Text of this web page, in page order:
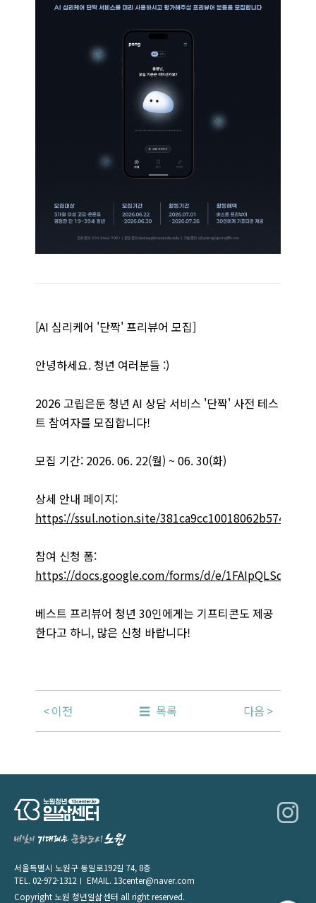
[AI 심리케어 '단짝' 프리뷰어 모집]
안녕하세요. 청년 여러분들 :)
2026 고립은둔 청년 AI 상담 서비스 '단짝' 사전 테스
트 참여자를 모집합니다!
모집 기간: 2026. 06. 22(월) ~ 06. 30(화)
상세 안내 페이지:
https://ssul.notion.site/
참여 신청 폼:
https://docs.google.com/forms/d/e/
베스트 프리뷰어 청년 30인에게는 기프티콘도 제공
한다고 하니, 많은 신청 바랍니다!
이전 목록 다음
서울특별시 노원구 동일로192길 74, 8층
TEL.02-972-1312 EMAIL. 13center@naver.com
Copyright 노원 청년일삶센터 all right reserved.